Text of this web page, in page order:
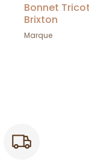
Bonnet
Brixton
Marque